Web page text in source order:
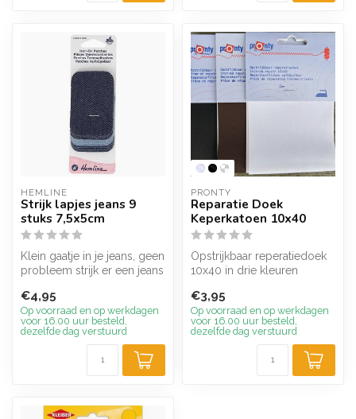
HEMLINE
Strijk lapjes jeans 9
stuks 7,5x5cm
Klein gaatje in je jeans, geen
probleem strijk er een jeans
€4,95
Op voorraad en op werkdagen
voor 16.00 uur besteld,
dezelfde dag verstuurd
PRONTY
Reparatie Doek
Keperkatoen 10x40
Opstrijkbaar reperatiedoek
10x40 in drie kleuren
€3,95
Op voorraad en op werkdagen
voor 16.00 uur besteld,
dezelfde dag verstuurd